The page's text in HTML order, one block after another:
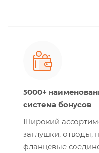
5000+
система бонусов
Широкий
заглушки, отводы,
фланцевые